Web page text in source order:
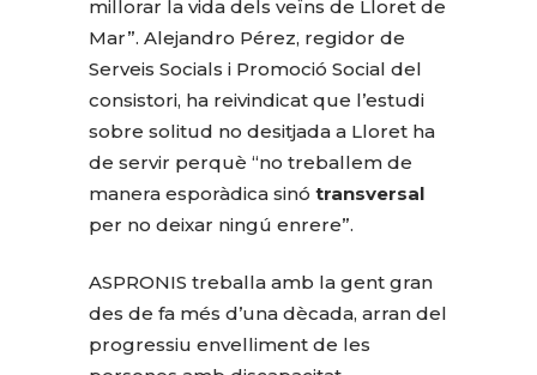
millorar la vida dels veïns de Lloret de
Mar”. Alejandro Pérez, regidor de
Serveis Socials i Promoció Social del
consistori, ha reivindicat que l’estudi
sobre solitud no desitjada a Lloret ha
de servir perquè “no treballem de
manera esporàdica sinó transversal
per no deixar ningú enrere”.
ASPRONIS treballa amb la gent gran
des de fa més d’una dècada, arran del
progressiu envelliment de les